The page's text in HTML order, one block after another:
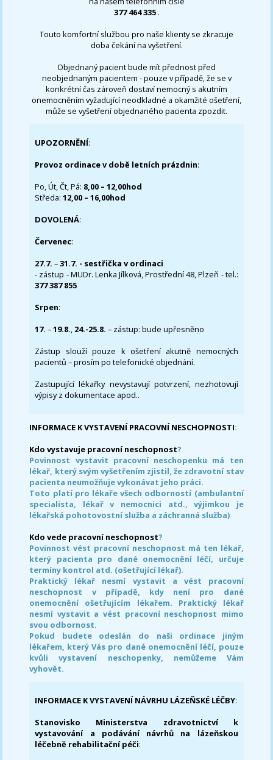
377 464 335 .
Touto komfortní službou pro naše klienty se zkracuje
doba čekání na vyšetření.
Objednaný pacient bude mít přednost před
neobjednaným pacientem - pouze v případě, že se v
konkrétní čas zároveň dostaví nemocný s akutním
onemocněním vyžadující neodkladné a okamžité ošetření,
může se vyšetření objednaného pacienta zpozdit.
UPOZORNĚNÍ:
Provoz ordinace v době letních prázdnin:
Po, Út, Čt, Pá: 8,00 – 12,00hod
Středa:12,00 – 16,00hod
DOVOLENÁ:
Červenec:
27.7.–31.7. - sestřička v ordinaci
- zástup - MUDr. Lenka Jílková, Prostřední 48, Plzeň - tel.:
377 387 855
Srpen:
17. –19.8., 24.-25.8. – zástup: bude upřesněno
Zástup slouží pouze k ošetření akutně nemocných
pacientů – prosím po telefonické objednání.
Zastupující lékařky nevystavují potvrzení, nezhotovují
výpisy z dokumentace apod..
INFORMACE K VYSTAVENÍ PRACOVNÍ NESCHOPNOSTI:
Kdo vystavuje pracovní neschopnost?
Povinnost vystavit pracovní neschopenku má ten
lékař, který svým vyšetřením zjistil, že zdravotní stav
pacienta neumožňuje vykonávat jeho práci.
Toto platí pro lékaře všech odborností (ambulantní
specialista, lékař v nemocnici atd., výjimkou je
lékařská pohotovostní služba a záchranná služba)
Kdo vede pracovní neschopnost?
Povinnost vést pracovní neschopnost má ten lékař,
který pacienta pro dané onemocnění léčí, určuje
termíny kontrol atd. (ošetřující lékař).
Praktický lékař nesmí vystavit a vést pracovní
neschopnost v případě, kdy není pro dané
onemocnění ošetřujícím lékařem. Praktický lékař
nesmí vystavit a vést pracovní neschopnost mimo
svou odbornost.
Pokud budete odeslán do naši ordinace jiným
lékařem, který Vás pro dané onemocnění léčí, pouze
kvůli vystavení neschopenky, nemůžeme Vám
vyhovět.
INFORMACE K VYSTAVENÍ NÁVRHU LÁZEŇSKÉ LÉČBY:
Stanovisko Ministerstva zdravotnictví k
vystavování a podávání návrhů na lázeňskou
léčebně rehabilitační péči: